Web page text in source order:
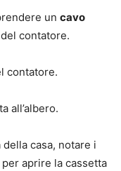
un cavo
contatore.
contatore.
all’albero.
casa, notare i
aprire la cassetta